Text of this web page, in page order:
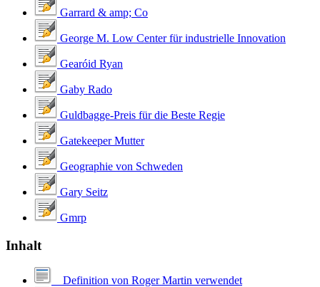
Garrard & amp; Co
George M. Low Center für industrielle Innovation
Gearóid Ryan
Gaby Rado
Guldbagge-Preis für die Beste Regie
Gatekeeper Mutter
Geographie von Schweden
Gary Seitz
Gmrp
Inhalt
Definition von Roger Martin verwendet